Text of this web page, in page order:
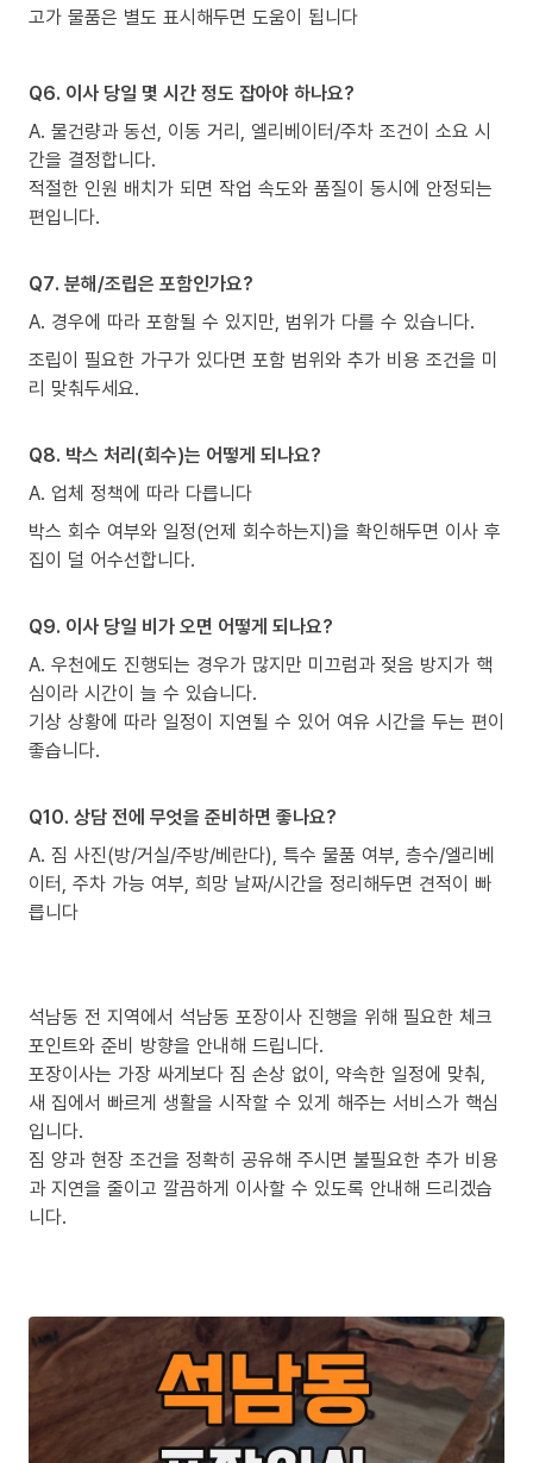
고가 물품은 별도 표시해두면 도움이 됩니다
Q6. 이사 당일 몇 시간 정도 잡아야 하나요?
A. 물건량과 동선, 이동 거리, 엘리베이터/주차 조건이 소요 시
간을 결정합니다.
적절한 인원 배치가 되면 작업 속도와 품질이 동시에 안정되는
편입니다.
Q7. 분해/조립은 포함인가요?
A. 경우에 따라 포함될 수 있지만, 범위가 다를 수 있습니다.
조립이 필요한 가구가 있다면 포함 범위와 추가 비용 조건을 미
리 맞춰두세요.
Q8. 박스 처리(회수)는 어떻게 되나요?
A. 업체 정책에 따라 다릅니다
박스 회수 여부와 일정(언제 회수하는지)을 확인해두면 이사 후
집이 덜 어수선합니다.
Q9. 이사 당일 비가 오면 어떻게 되나요?
A. 우천에도 진행되는 경우가 많지만 미끄럼과 젖음 방지가 핵
심이라 시간이 늘 수 있습니다.
기상 상황에 따라 일정이 지연될 수 있어 여유 시간을 두는 편이
좋습니다.
Q10. 상담 전에 무엇을 준비하면 좋나요?
A. 짐 사진(방/거실/주방/베란다), 특수 물품 여부, 층수/엘리베
이터, 주차 가능 여부, 희망 날짜/시간을 정리해두면 견적이 빠
릅니다
석남동 전 지역에서 석남동 포장이사 진행을 위해 필요한 체크
포인트와 준비 방향을 안내해 드립니다.
포장이사는 가장 싸게보다 짐 손상 없이, 약속한 일정에 맞춰,
새 집에서 빠르게 생활을 시작할 수 있게 해주는 서비스가 핵심
입니다.
짐 양과 현장 조건을 정확히 공유해 주시면 불필요한 추가 비용
과 지연을 줄이고 깔끔하게 이사할 수 있도록 안내해 드리겠습
니다.